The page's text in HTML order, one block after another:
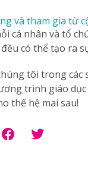
và tham gia từ
cá nhân và tổ
có thể tạo ra
tôi trong
trình giáo
thế hệ mai sau!